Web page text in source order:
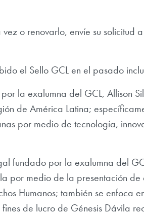
o renovarlo, envíe su solicitud
el Sello GCL en el pasado
la exalumna del GCL, Allison
de América Latina;
por medio de tecnología,
fundado por la exalumna del
por medio de la presentación
Humanos; también se enfoca
de lucro de Génesis Dávila